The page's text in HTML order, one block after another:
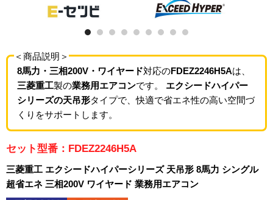
＜商品説明＞
8馬力・三相200V・ワイヤード対応のFDEZ2246H5Aは、
三菱重工製の業務用エアコンです。 エクシードハイパー
シリーズの天吊形タイプで、快適で省エネ性の高い空間づ
くりをサポートします。
セット型番：FDEZ2246H5A
三菱重工 エクシードハイパーシリーズ 天吊形 8馬力 シングル
超省エネ 三相200V ワイヤード 業務用エアコン